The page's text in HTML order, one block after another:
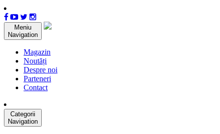
Meniu
Navigation
Magazin
Noutăți
Despre noi
Parteneri
Contact
Categorii
Navigation